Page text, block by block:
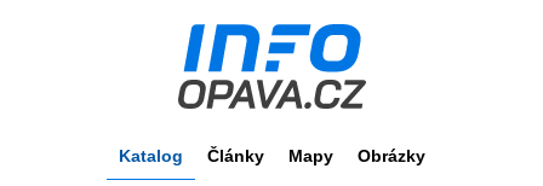
Katalog Články Mapy Obrázky